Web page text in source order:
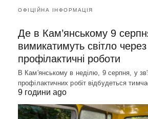
ОФІЦІЙНА ІНФОРМАЦІЯ
Де в Кам’янському 9
вимикатимуть світло через
профілактичні роботи
В Кам'янському в неділю, 9 серпня, у
профілактичних робіт відбудеться
9 години ago